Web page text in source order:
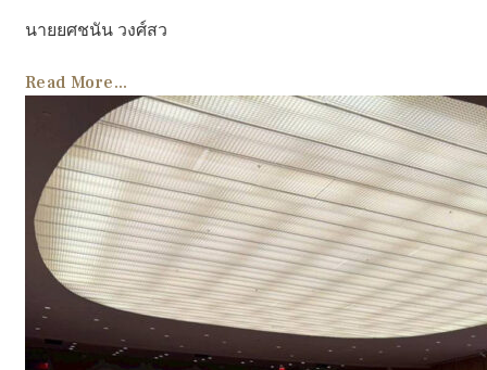
นายยศชนัน วงศ์สว
Read More...